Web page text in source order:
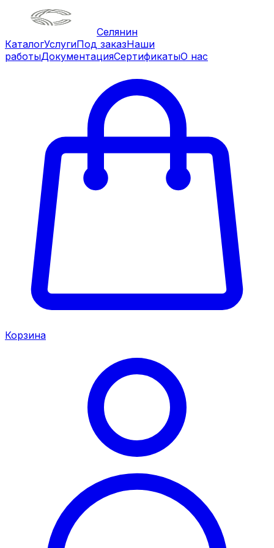
Селянин
КаталогУслугиПод заказНаши
работыДокументацияСертификатыО нас
Корзина